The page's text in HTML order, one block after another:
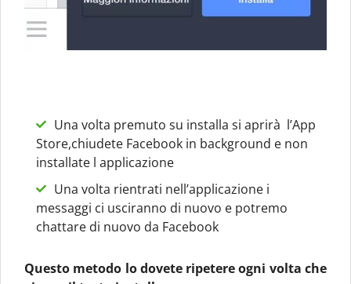
Una volta premuto su installa si aprirà l’App
Store,chiudete Facebook in background e non
installate l applicazione
Una volta rientrati nell’applicazione i
messaggi ci usciranno di nuovo e potremo
chattare di nuovo da Facebook
Questo metodo lo dovete ripetere ogni volta che